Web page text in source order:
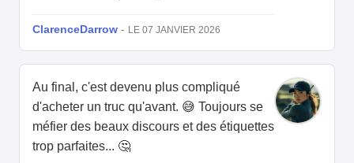
ClarenceDarrow - LE 07 JANVIER 2026
Au final, c'est devenu plus compliqué
d'acheter un truc qu'avant. 😅 Toujours se
méfier des beaux discours et des étiquettes
trop parfaites... 🤔